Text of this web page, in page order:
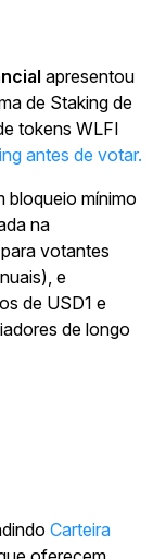
apresentou
de Staking de
tokens WLFI
antes de votar.
bloqueio mínimo
na
votantes
e
de USD1 e
de longo
Carteira